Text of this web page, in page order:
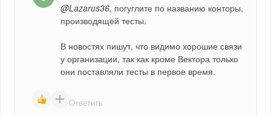
@Lazarus36, погуглите по названию конторы,
производящей тесты.
В новостях пишут, что видимо хорошие связи
у организации, так как кроме Вектора только
они поставляли тесты в первое время.
Ответить